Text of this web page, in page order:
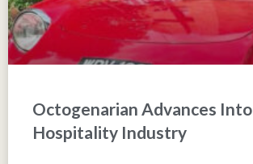
Octogenarian Advances Into
Hospitality Industry